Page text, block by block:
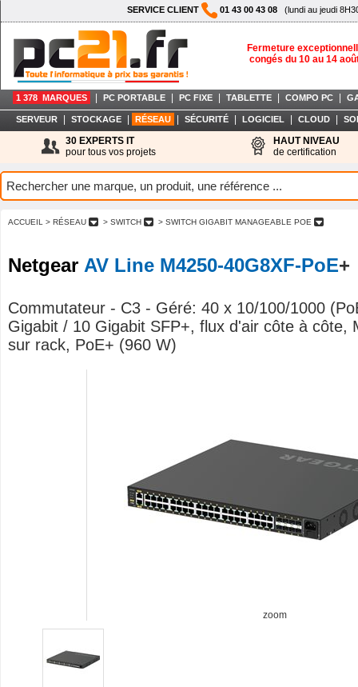
SERVICE CLIENT 01 43 00 43 08 (lundi au jeudi
Fermeture
congés du 10 au 14
1 378 MARQUES PC PORTABLE PC FIXE TABLETTE COMPO PC
SERVEUR STOCKAGE RÉSEAU SÉCURITÉ LOGICIEL CLOUD
30 EXPERTS IT
pour tous vos projets
HAUT NIVEAU
de certification
ACCUEIL > RÉSEAU > SWITCH > SWITCH GIGABIT MANAGEABLE POE
Netgear AV Line M4250-40G8XF-PoE+
Commutateur - C3 - Géré: 40 x 10/100/1000
Gigabit / 10 Gigabit SFP+, flux d'air côte à côte,
sur rack, PoE+ (960 W)
zoom